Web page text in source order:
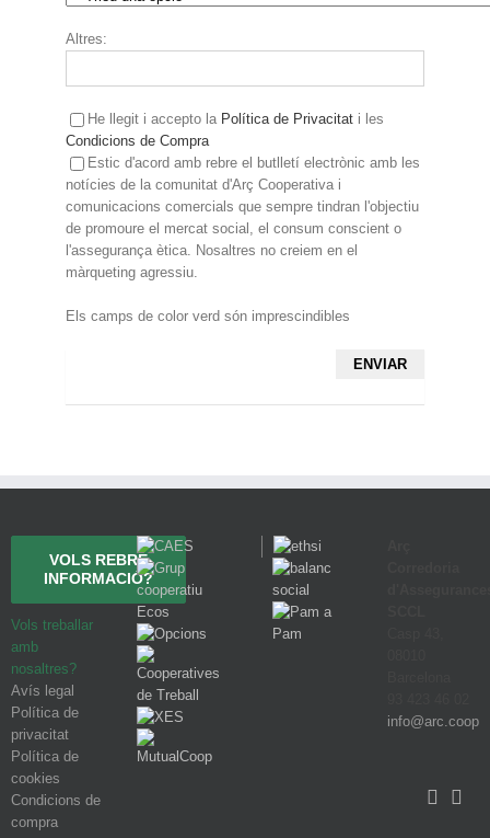
Altres:
He llegit i accepto la Política de Privacitat i les
Condicions de Compra
Estic d'acord amb rebre el butlletí electrònic amb les
notícies de la comunitat d'Arç Cooperativa i
comunicacions comercials que sempre tindran l'objectiu
de promoure el mercat social, el consum conscient o
l'assegurança ètica. Nosaltres no creiem en el
màrqueting agressiu.
Els camps de color verd són imprescindibles
VOLS REBRE
INFORMACIÓ?
Vols treballar
amb
nosaltres?
Avís legal
Política de
privacitat
Política de
cookies
Condicions de
compra
info@arc.coop